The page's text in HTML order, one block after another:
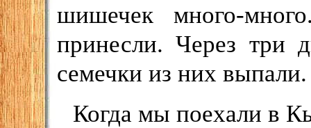
шишечек много-
принесли. Через три
семечки из них выпали.
Когда мы поехали в